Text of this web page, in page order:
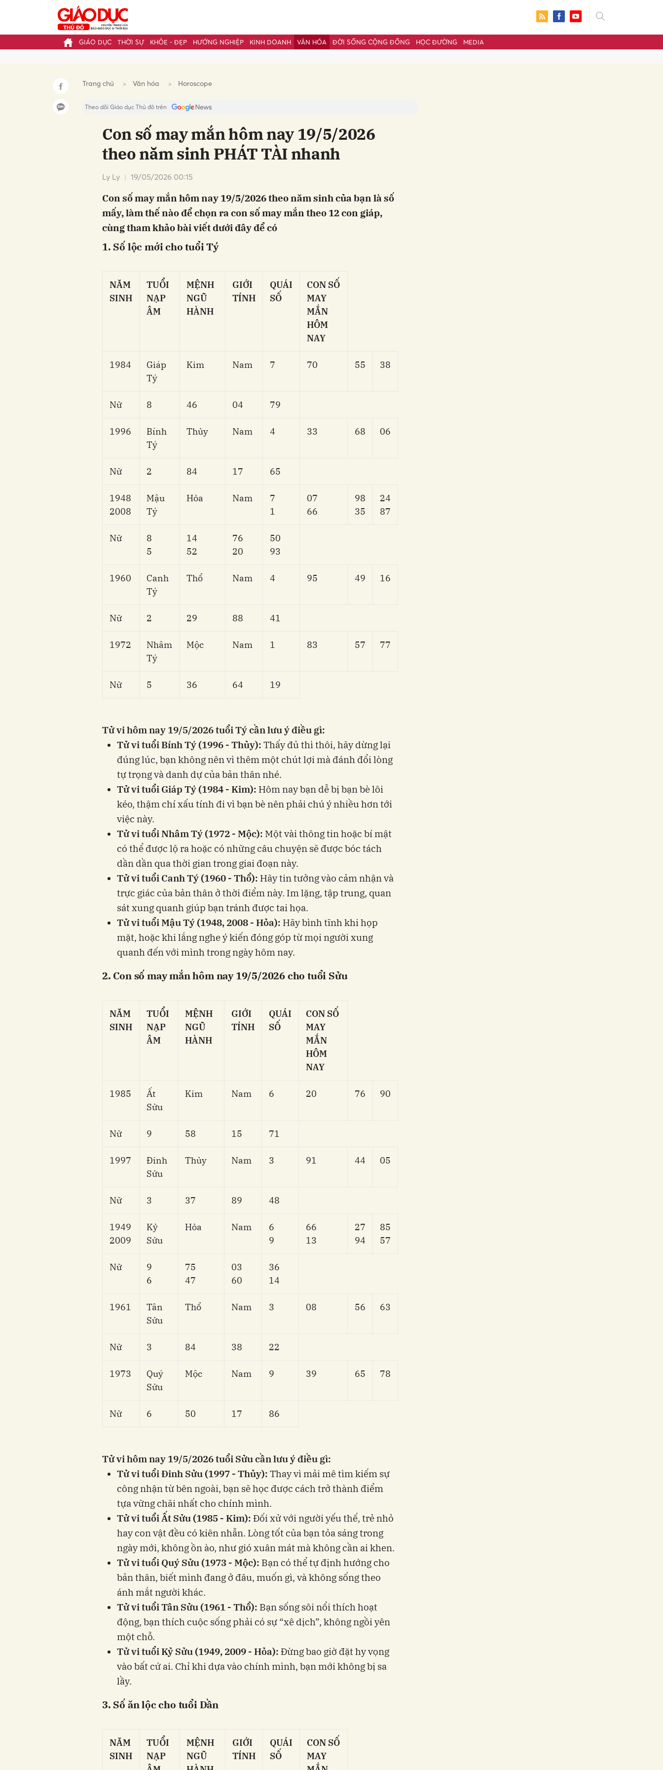
GIÁO DỤC THỜI SỰ KHỎE - ĐẸP HƯỚNG NGHIỆP KINH DOANH VĂN HÓA ĐỜI SỐNG CỘNG ĐỒNG HỌC ĐƯỜNG MEDIA
Trang chủ Văn hóa Horoscope
Theo dõi Giáo dục Thủ đô trên
Con số may mắn hôm nay 19/5/2026
theo năm sinh PHÁT TÀI nhanh
Ly Ly 19/05/2026 00:15
Con số may mắn hôm nay 19/5/2026 theo năm sinh của bạn là số
mấy, làm thế nào để chọn ra con số may mắn theo 12 con giáp,
cùng tham khảo bài viết dưới đây để có
1. Số lộc mới cho tuổi Tý
NĂM
SINH
TUỔI
NẠP
ÂM
MỆNH
NGŨ
HÀNH
GIỚI
TÍNH
QUÁI
SỐ
CON SỐ
MAY
MẮN
HÔM
NAY
1984
Giáp
Tý
Kim Nam 7 70 55 38
Nữ 8 46 04 79
1996
Bính
Tý
Thủy Nam 4 33 68 06
Nữ 2 84 17 65
1948
2008
Mậu
Tý
Hỏa Nam
7
1
07
66
98
35
24
87
Nữ
8
5
14
52
76
20
50
93
1960
Canh
Tý
Thổ Nam 4 95 49 16
Nữ 2 29 88 41
1972
Nhâm
Tý
Mộc Nam 1 83 57 77
Nữ 5 36 64 19
Tử vi hôm nay 19/5/2026 tuổi Tý cần lưu ý điều gì:
Tử vi tuổi Bính Tý (1996 - Thủy): Thấy đủ thì thôi, hãy dừng lại
đúng lúc, bạn không nên vì thêm một chút lợi mà đánh đổi lòng
tự trọng và danh dự của bản thân nhé.
Tử vi tuổi Giáp Tý (1984 - Kim): Hôm nay bạn dễ bị bạn bè lôi
kéo, thậm chí xấu tính đi vì bạn bè nên phải chú ý nhiều hơn tới
việc này.
Tử vi tuổi Nhâm Tý (1972 - Mộc): Một vài thông tin hoặc bí mật
có thể được lộ ra hoặc có những câu chuyện sẽ được bóc tách
dần dần qua thời gian trong giai đoạn này.
Tử vi tuổi Canh Tý (1960 - Thổ): Hãy tin tưởng vào cảm nhận và
trực giác của bản thân ở thời điểm này. Im lặng, tập trung, quan
sát xung quanh giúp bạn tránh được tai họa.
Tử vi tuổi Mậu Tý (1948, 2008 - Hỏa): Hãy bình tĩnh khi họp
mặt, hoặc khi lắng nghe ý kiến đóng góp từ mọi người xung
quanh đến với mình trong ngày hôm nay.
2. Con số may mắn hôm nay 19/5/2026 cho tuổi Sửu
NĂM
SINH
TUỔI
NẠP
ÂM
MỆNH
NGŨ
HÀNH
GIỚI
TÍNH
QUÁI
SỐ
CON SỐ
MAY
MẮN
HÔM
NAY
1985
Ất
Sửu
Kim Nam 6 20 76 90
Nữ 9 58 15 71
1997
Đinh
Sửu
Thủy Nam 3 91 44 05
Nữ 3 37 89 48
1949
2009
Kỷ
Sửu
Hỏa Nam
6
9
66
13
27
94
85
57
Nữ
9
6
75
47
03
60
36
14
1961
Tân
Sửu
Thổ Nam 3 08 56 63
Nữ 3 84 38 22
1973
Quý
Sửu
Mộc Nam 9 39 65 78
Nữ 6 50 17 86
Tử vi hôm nay 19/5/2026 tuổi Sửu cần lưu ý điều gì:
Tử vi tuổi Đinh Sửu (1997 - Thủy): Thay vì mải mê tìm kiếm sự
công nhận từ bên ngoài, bạn sẽ học được cách trở thành điểm
tựa vững chãi nhất cho chính mình.
Tử vi tuổi Ất Sửu (1985 - Kim): Đối xử với người yếu thế, trẻ nhỏ
hay con vật đều có kiên nhẫn. Lòng tốt của bạn tỏa sáng trong
ngày mới, không ồn ào, như gió xuân mát mà không cần ai khen.
Tử vi tuổi Quý Sửu (1973 - Mộc): Bạn có thể tự định hướng cho
bản thân, biết mình đang ở đâu, muốn gì, và không sống theo
ánh mắt người khác.
Tử vi tuổi Tân Sửu (1961 - Thổ): Bạn sống sôi nổi thích hoạt
động, bạn thích cuộc sống phải có sự “xê dịch”, không ngồi yên
một chỗ.
Tử vi tuổi Kỷ Sửu (1949, 2009 - Hỏa): Đừng bao giờ đặt hy vọng
vào bất cứ ai. Chỉ khi dựa vào chính mình, bạn mới không bị sa
lầy.
3. Số ăn lộc cho tuổi Dần
NĂM
SINH
TUỔI
NẠP
MỆNH
NGŨ
GIỚI
TÍNH
QUÁI
SỐ
CON SỐ
MAY
Gửi bình luận